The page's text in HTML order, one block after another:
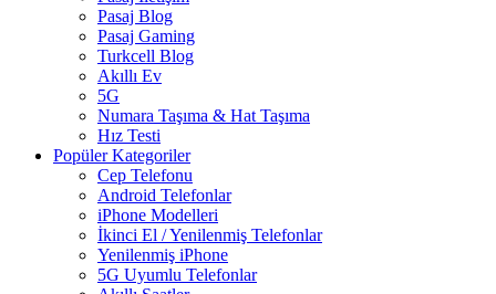
Pasaj Blog
Pasaj Gaming
Turkcell Blog
Akıllı Ev
5G
Numara Taşıma & Hat Taşıma
Hız Testi
Popüler Kategoriler
Cep Telefonu
Android Telefonlar
iPhone Modelleri
İkinci El / Yenilenmiş Telefonlar
Yenilenmiş iPhone
5G Uyumlu Telefonlar